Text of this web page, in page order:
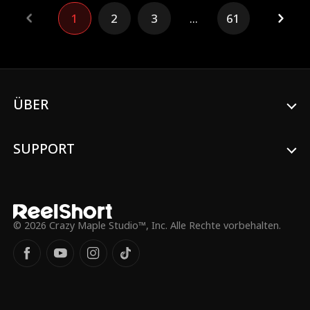
zurückgebracht. Es ist nicht zu spät, sie
hat immer noch Zeit, alles zu ändern. In
diesem Leben wird sie ihren Ehemann
1 2 3 ... 61
ÜBER
SUPPORT
© 2026 Crazy Maple Studio™, Inc. Alle Rechte vorbehalten.